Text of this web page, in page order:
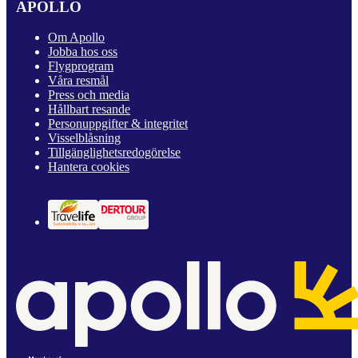
APOLLO
Om Apollo
Jobba hos oss
Flygprogram
Våra resmål
Press och media
Hållbart resande
Personuppgifter & integritet
Visselblåsning
Tillgänglighetsredogörelse
Hantera cookies